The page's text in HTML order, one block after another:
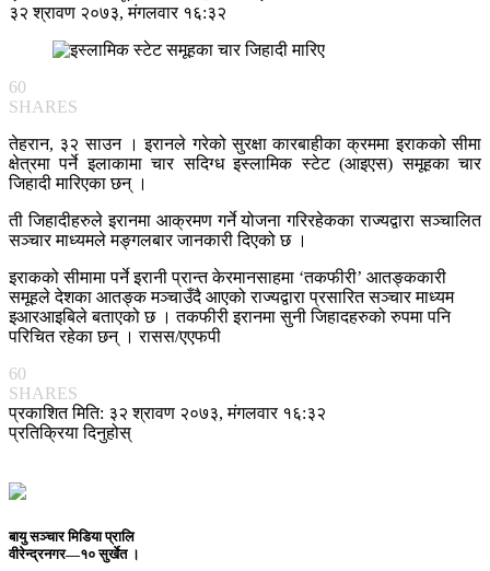
३२ श्रावण २०७३, मंगलवार १६:३२
60
SHARES
तेहरान, ३२ साउन । इरानले गरेको सुरक्षा कारबाहीका क्रममा इराकको सीमा
क्षेत्रमा पर्ने इलाकामा चार सदिग्ध इस्लामिक स्टेट (आइएस) समूहका चार
जिहादी मारिएका छन् ।
ती जिहादीहरुले इरानमा आक्रमण गर्ने योजना गरिरहेकका राज्यद्वारा सञ्चालित
सञ्चार माध्यमले मङ्गलबार जानकारी दिएको छ ।
इराकको सीमामा पर्ने इरानी प्रान्त केरमानसाहमा ‘तकफीरी’ आतङ्ककारी
समूहले देशका आतङ्क मञ्चाउँदै आएको राज्यद्वारा प्रसारित सञ्चार माध्यम
इआरआइबिले बताएको छ । तकफीरी इरानमा सुनी जिहादहरुको रुपमा पनि
परिचित रहेका छन् । रासस/एएफपी
60
SHARES
प्रकाशित मिति: ३२ श्रावण २०७३, मंगलवार १६:३२
प्रतिक्रिया दिनुहोस्
बायु सञ्चार मिडिया प्रालि
वीरेन्द्रनगर—१० सुर्खेत ।